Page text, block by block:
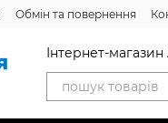
Обмін та повернення
Інтернет-